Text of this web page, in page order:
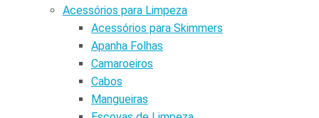
Acessórios para Limpeza
Acessórios para Skimmers
Apanha Folhas
Camaroeiros
Cabos
Mangueiras